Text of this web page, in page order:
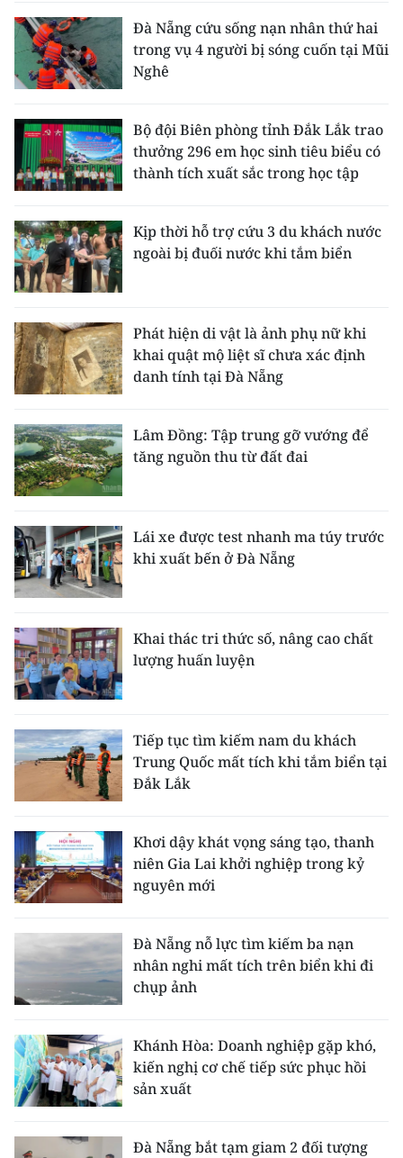
Đà Nẵng cứu sống nạn nhân thứ hai
trong vụ 4 người bị sóng cuốn tại Mũi
Nghê
Bộ đội Biên phòng tỉnh Đắk Lắk trao
thưởng 296 em học sinh tiêu biểu có
thành tích xuất sắc trong học tập
Kịp thời hỗ trợ cứu 3 du khách nước
ngoài bị đuối nước khi tắm biển
Phát hiện di vật là ảnh phụ nữ khi
khai quật mộ liệt sĩ chưa xác định
danh tính tại Đà Nẵng
Lâm Đồng: Tập trung gỡ vướng để
tăng nguồn thu từ đất đai
Lái xe được test nhanh ma túy trước
khi xuất bến ở Đà Nẵng
Khai thác tri thức số, nâng cao chất
lượng huấn luyện
Tiếp tục tìm kiếm nam du khách
Trung Quốc mất tích khi tắm biển tại
Đắk Lắk
Khơi dậy khát vọng sáng tạo, thanh
niên Gia Lai khởi nghiệp trong kỷ
nguyên mới
Đà Nẵng nỗ lực tìm kiếm ba nạn
nhân nghi mất tích trên biển khi đi
chụp ảnh
Khánh Hòa: Doanh nghiệp gặp khó,
kiến nghị cơ chế tiếp sức phục hồi
sản xuất
Đà Nẵng bắt tạm giam 2 đối tượng